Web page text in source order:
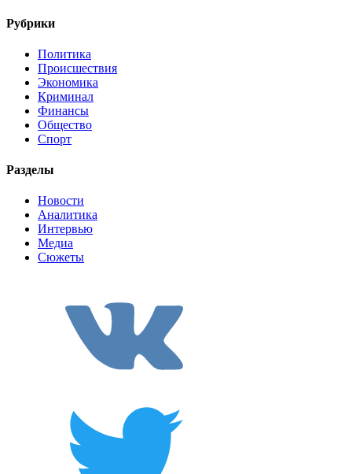
Рубрики
Политика
Происшествия
Экономика
Криминал
Финансы
Общество
Спорт
Разделы
Новости
Аналитика
Интервью
Медиа
Сюжеты